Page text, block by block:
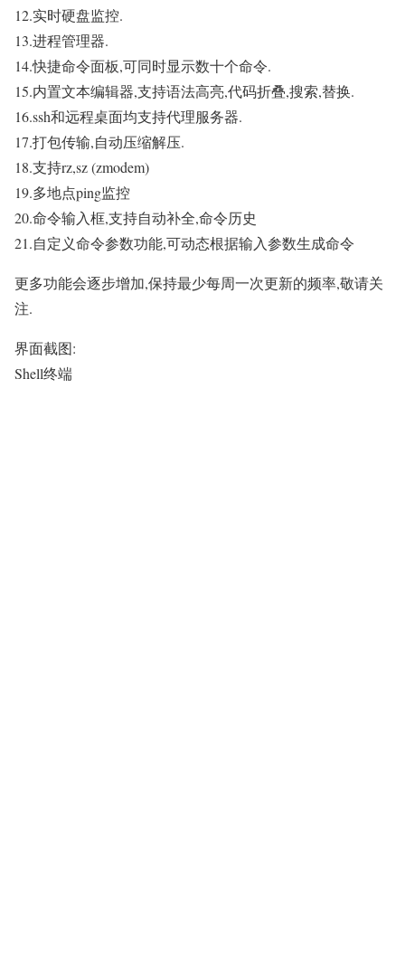
12.实时硬盘监控.
13.进程管理器.
14.快捷命令面板,可同时显示数十个命令.
15.内置文本编辑器,支持语法高亮,代码折叠,搜索,替换.
16.ssh和远程桌面均支持代理服务器.
17.打包传输,自动压缩解压.
18.支持rz,sz (zmodem)
19.多地点ping监控
20.命令输入框,支持自动补全,命令历史
21.自定义命令参数功能,可动态根据输入参数生成命令
更多功能会逐步增加,保持最少每周一次更新的频率,敬请关
注.
界面截图:
Shell终端